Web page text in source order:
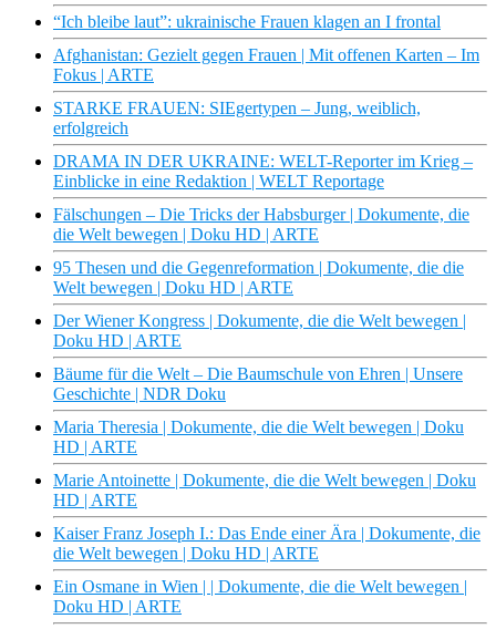
“Ich bleibe laut”: ukrainische Frauen klagen an I frontal
Afghanistan: Gezielt gegen Frauen | Mit offenen Karten – Im
Fokus | ARTE
STARKE FRAUEN: SIEgertypen – Jung, weiblich,
erfolgreich
DRAMA IN DER UKRAINE: WELT-Reporter im Krieg –
Einblicke in eine Redaktion | WELT Reportage
Fälschungen – Die Tricks der Habsburger | Dokumente, die
die Welt bewegen | Doku HD | ARTE
95 Thesen und die Gegenreformation | Dokumente, die die
Welt bewegen | Doku HD | ARTE
Der Wiener Kongress | Dokumente, die die Welt bewegen |
Doku HD | ARTE
Bäume für die Welt – Die Baumschule von Ehren | Unsere
Geschichte | NDR Doku
Maria Theresia | Dokumente, die die Welt bewegen | Doku
HD | ARTE
Marie Antoinette | Dokumente, die die Welt bewegen | Doku
HD | ARTE
Kaiser Franz Joseph I.: Das Ende einer Ära | Dokumente, die
die Welt bewegen | Doku HD | ARTE
Ein Osmane in Wien | | Dokumente, die die Welt bewegen |
Doku HD | ARTE